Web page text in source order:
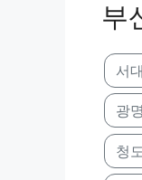
부
서
광명
청